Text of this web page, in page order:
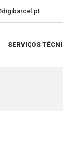
SERVIÇOS